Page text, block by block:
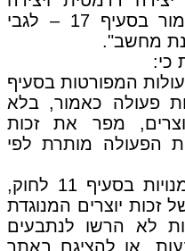
מוסיקלית; (7) השכרה כאמור בסעיף 17 – לגבי
מחשב".
המפורטות בסעיף
פעולה כאמור, בלא
מפר את זכות
הפעולה מותרת לפי
ביצוע אחת מן הפעולות המנויות בסעיף 11 לחוק,
זכות יוצרים המנוגדת
לא הרשו לנתבעים
או להציגם באתר